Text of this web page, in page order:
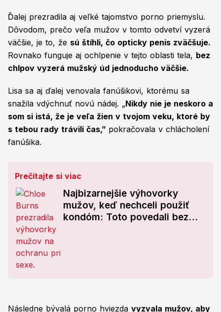
Ďalej prezradila aj veľké tajomstvo porno priemyslu.
Dôvodom, prečo veľa mužov v tomto odvetví vyzerá
väčšie, je to, že sú štíhli, čo opticky penis zväčšuje.
Rovnako funguje aj ochlpenie v tejto oblasti tela, bez
chlpov vyzerá mužský úd jednoducho väčšie.
Lisa sa aj ďalej venovala fanúšikovi, ktorému sa
snažila vdýchnuť novú nádej. „Nikdy nie je neskoro a
som si istá, že je veľa žien v tvojom veku, ktoré by
s tebou rady trávili čas,” pokračovala v chlácholení
fanúšika.
Prečítajte si viac
Najbizarnejšie výhovorky
mužov, keď nechceli použiť
kondóm: Toto povedali bez
Následne bývalá porno hviezda vyzvala mužov, aby